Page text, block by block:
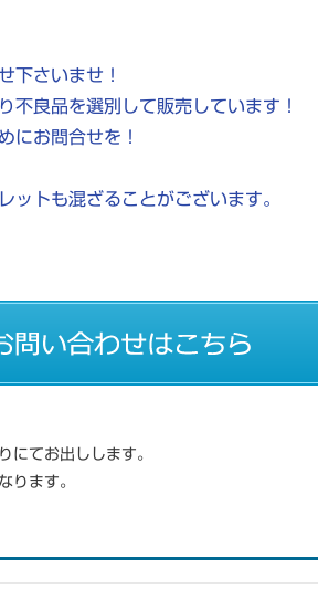
下さいませ！
不良品を選別して販売しています！
にお問合せを！
トも混ざることがございます。
にてお出しします。
ります。